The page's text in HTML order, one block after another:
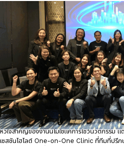
หมวดหมู่หัวข้อที่เกี่ยว
transformation
The Fast Track to
Unlocking
Public Cloud ERP
I AM Consulting จัดงานเวิร์กชอปสุดเอ็กซ์คลูซี
แบบเดิม สู่ความอัจฉริยะบน Public Cloud ภา
GROW”
หัวใจสำคัญของงานนี้ไม่ใช่แค่การโชว์นวัตกรรม แ
เซสชันไฮไลต์ One-on-One Clinic ที่ทีมที่ปรึกษ